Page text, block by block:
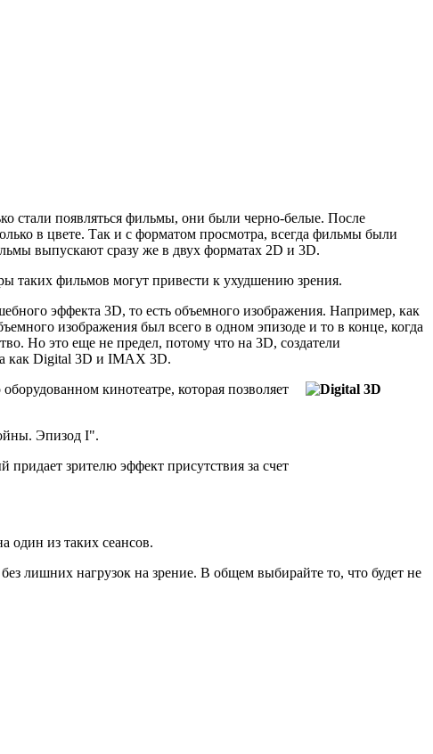
стали появляться фильмы, они были черно-белые. После
в цвете. Так и с форматом просмотра, всегда фильмы были
выпускают сразу же в двух форматах 2D и 3D.
таких фильмов могут привести к ухудшению зрения.
эффекта 3D, то есть объемного изображения. Например, как
изображения был всего в одном эпизоде и то в конце, когда
Но это еще не предел, потому что на 3D, создатели
как Digital 3D и IMAX 3D.
кинотеатре, которая позволяет
Эпизод I".
зрителю эффект присутствия за счет
один из таких сеансов.
лишних нагрузок на зрение. В общем выбирайте то, что будет не